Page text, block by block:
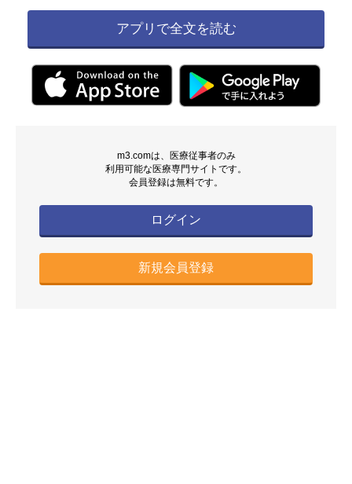
アプリで全文を読む
m3.comは、医療従事者のみ
利用可能な医療専門サイトです。
会員登録は無料です。
ログイン
新規会員登録